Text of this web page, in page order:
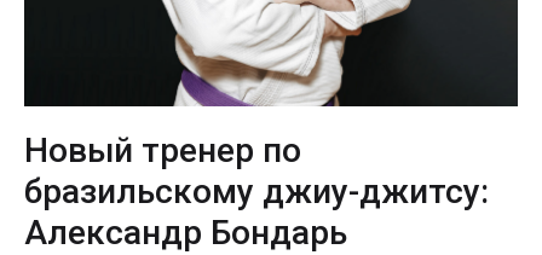
Новый тренер по
бразильскому джиу-джитсу:
Александр Бондарь